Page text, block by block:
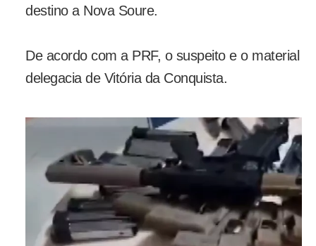
destino a Nova Soure.
De acordo com a PRF, o suspeito e o material
delegacia de Vitória da Conquista.